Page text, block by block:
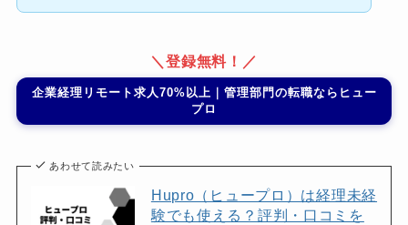
＼登録無料！／
企業経理リモート求人70%以上｜管理部門の転職ならヒュー
プロ
あわせて読みたい
Hupro（ヒュープロ）は経理未経
験でも使える？評判・口コミを